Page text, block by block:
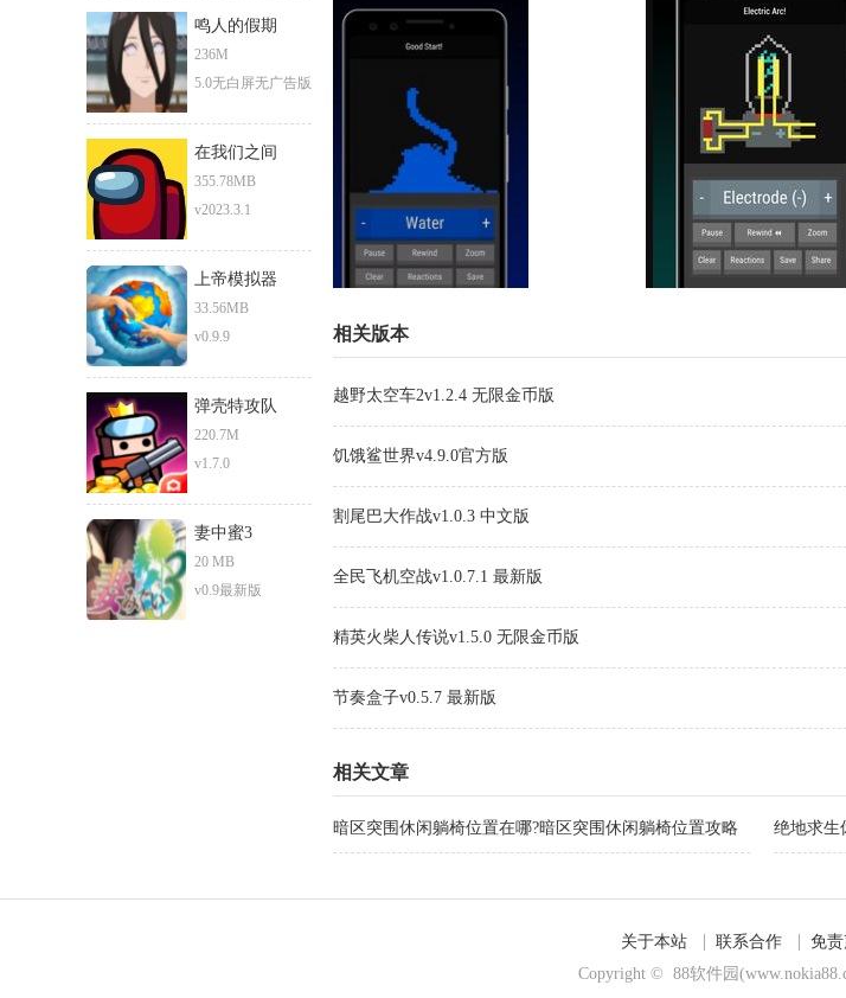
鸣人的假期
236M
5.0无白屏无广告版
在我们之间
355.78MB
v2023.3.1
上帝模拟器
33.56MB
v0.9.9
弹壳特攻队
220.7M
v1.7.0
妻中蜜3
20 MB
v0.9最新版
相关版本
越野太空车2v1.2.4 无限金币版
饥饿鲨世界v4.9.0官方版
割尾巴大作战v1.0.3 中文版
全民飞机空战v1.0.7.1 最新版
精英火柴人传说v1.5.0 无限金币版
节奏盒子v0.5.7 最新版
相关文章
暗区突围休闲躺椅位置在哪?暗区突围休闲躺椅位置攻略 绝地求生
关于本站 联系合作 免责
Copyright © 88软件园